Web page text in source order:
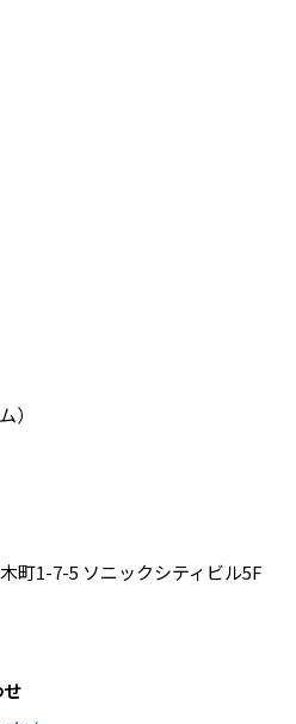
）
町1-7-5 ソニックシティビル5F